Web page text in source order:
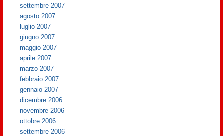
settembre 2007
agosto 2007
luglio 2007
giugno 2007
maggio 2007
aprile 2007
marzo 2007
febbraio 2007
gennaio 2007
dicembre 2006
novembre 2006
ottobre 2006
settembre 2006